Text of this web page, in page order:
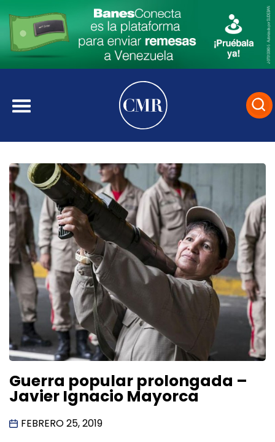
Guerra popular prolongada –
Javier Ignacio Mayorca
FEBRERO 25, 2019